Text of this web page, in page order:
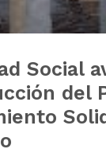
Social
del